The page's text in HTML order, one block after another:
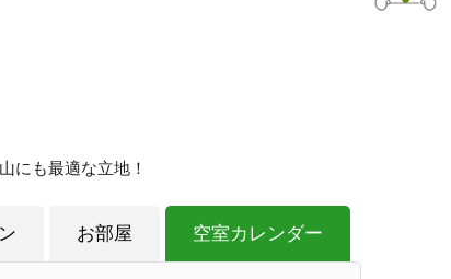
にも最適な立地！
お部屋 空室カレンダー